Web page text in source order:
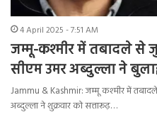
4 April 2025 - 7:51 AM
जम्मू-कश्मीर में तबादले से
सीएम उमर अब्दुल्ला ने
Jammu & Kashmir: जम्मू कश्मीर में
अब्दुल्ला ने शुक्रवार को सत्तारूढ़…